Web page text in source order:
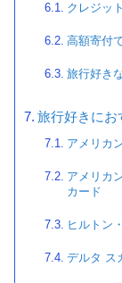
クレジッ
高額寄付
旅行好き
旅行好きにお
アメリカ
アメリカ
カード
ヒルトン
デルタ ス